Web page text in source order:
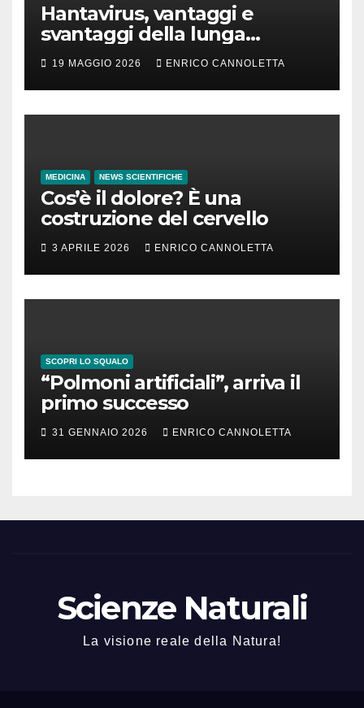
Hantavirus, vantaggi e
svantaggi della lunga
incubazione
19 MAGGIO 2026 ENRICO CANNOLETTA
MEDICINA NEWS SCIENTIFICHE
Cos’è il dolore? È una
costruzione del cervello
3 APRILE 2026 ENRICO CANNOLETTA
SCOPRI LO SQUALO
“Polmoni artificiali”, arriva il
primo successo
31 GENNAIO 2026 ENRICO CANNOLETTA
Scienze Naturali
La visione reale della Natura!